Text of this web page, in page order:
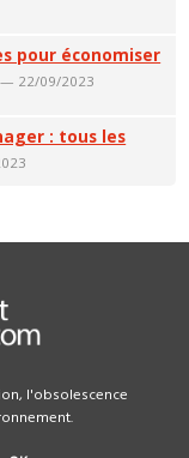
pour économiser
— 22/09/2023
: tous les
l'obsolescence